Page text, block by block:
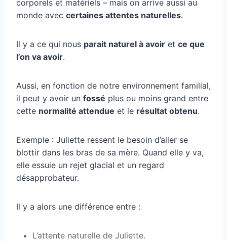
corporels et matériels – mais on arrive aussi au
monde avec certaines attentes naturelles.
Il y a ce qui nous parait naturel à avoir et ce que
l’on va avoir.
Aussi, en fonction de notre environnement familial,
il peut y avoir un fossé plus ou moins grand entre
cette normalité attendue et le résultat obtenu.
Exemple : Juliette ressent le besoin d’aller se
blottir dans les bras de sa mère. Quand elle y va,
elle essuie un rejet glacial et un regard
désapprobateur.
Il y a alors une différence entre :
L’attente naturelle de Juliette.